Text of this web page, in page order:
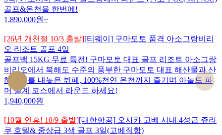
골프&온천을 한번에!
1,890,000원~
[26년 개천절 10/3 출발][티웨이] 구마모토 품격 아소그랑비리
오 리조트 골프 4일
골프백 15KG 무료 특전! 구마모토 대표 골프 리조트 아소그랑
비리오에서 북해도 수준의 풍부한 구마모토 대표 해산물과 산
해진미를 내놓은 뷔페, 100%천연 온천까지 즐기며 아놀드 파
머 설계 코스에서 라운드 하세요!
1,940,000원
[10월 연휴! 10/9 출발][대한항공] 오사카 고베 시내 4성급 쥬라
쿠 호텔& 중상급 3색 골프 3일(고베직항)